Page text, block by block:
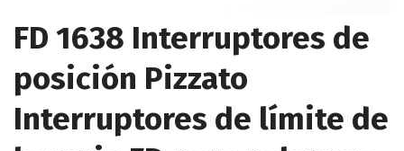
FD 1638 Interruptores de
posición Pizzato
Interruptores de límite de